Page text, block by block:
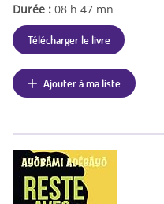
Durée : 08 h 47 mn
Télécharger le livre
Ajouter à ma liste